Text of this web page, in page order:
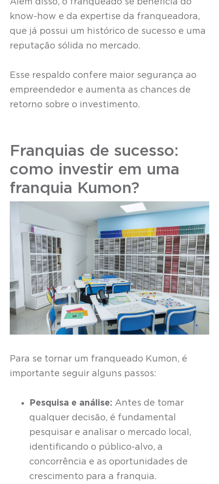
Além disso, o franqueado se beneficia do
know-how e da expertise da franqueadora,
que já possui um histórico de sucesso e uma
reputação sólida no mercado.
Esse respaldo confere maior segurança ao
empreendedor e aumenta as chances de
retorno sobre o investimento.
Franquias de sucesso:
como investir em uma
franquia Kumon?
Para se tornar um franqueado Kumon, é
importante seguir alguns passos:
Pesquisa e análise: Antes de tomar
qualquer decisão, é fundamental
pesquisar e analisar o mercado local,
identificando o público-alvo, a
concorrência e as oportunidades de
crescimento para a franquia.